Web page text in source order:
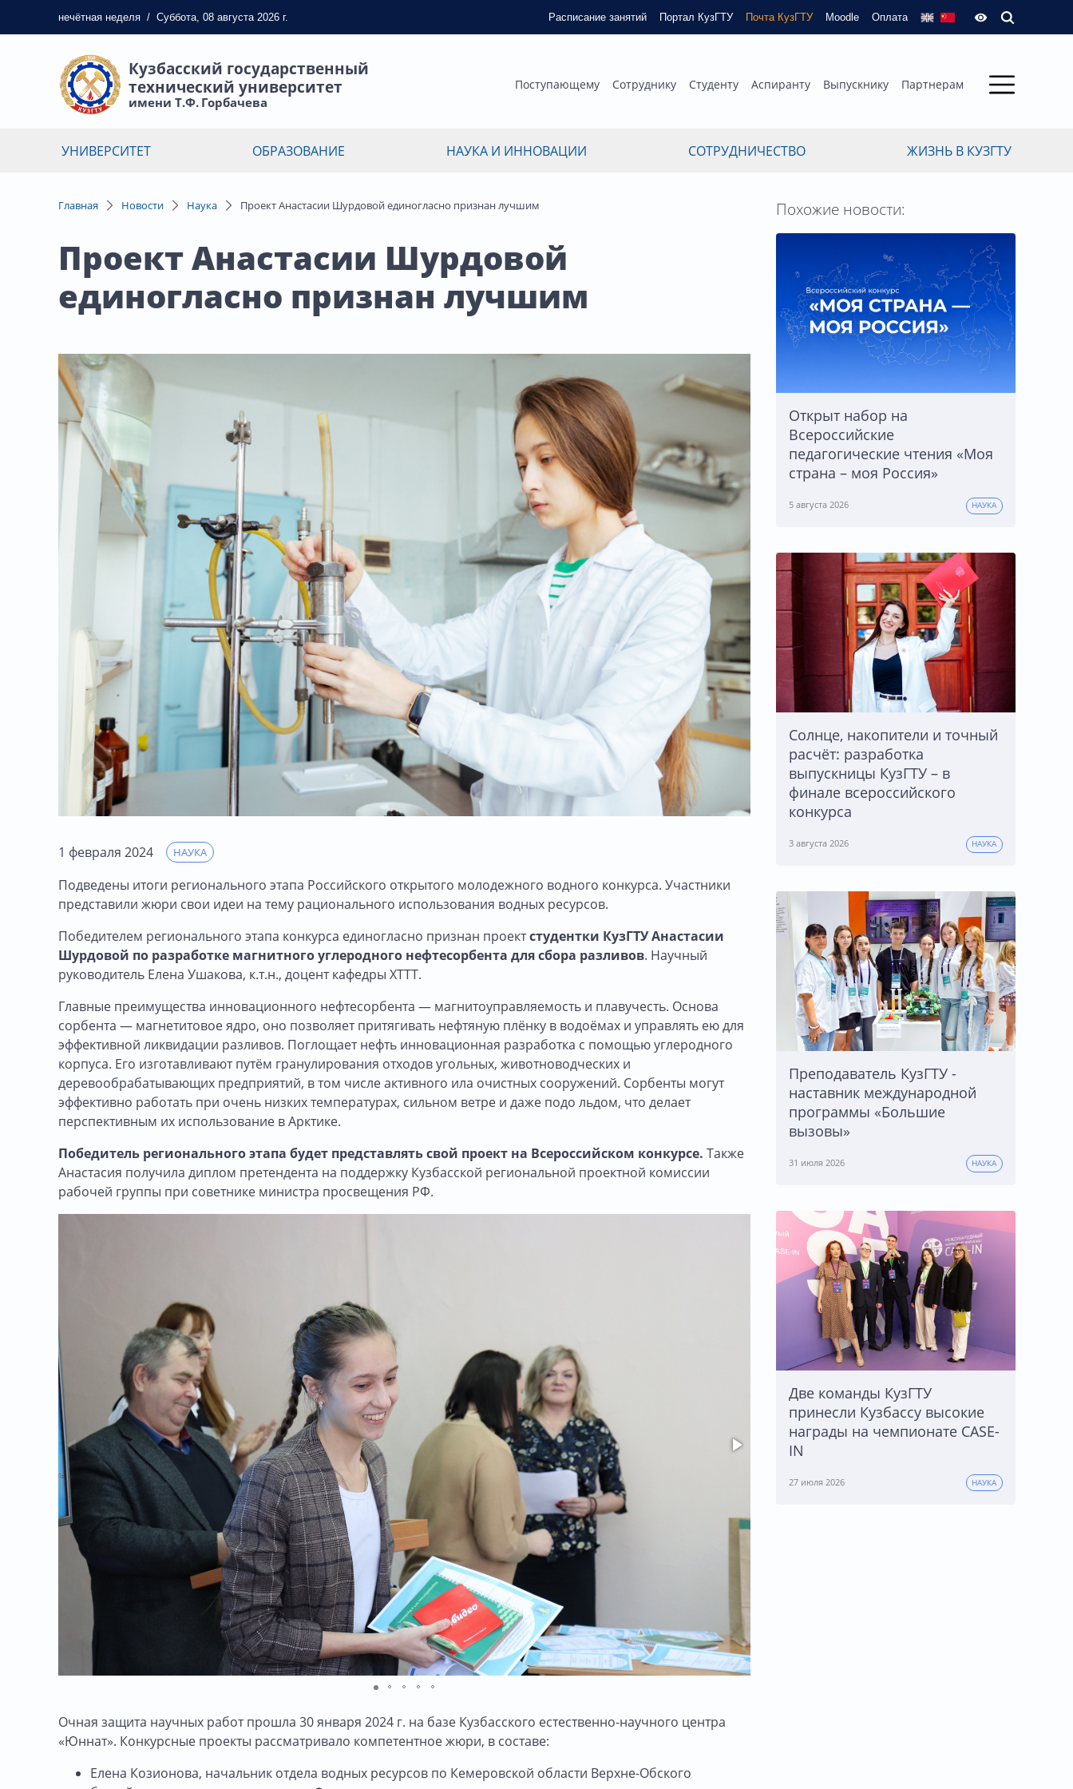
нечётная неделя / Суббота, 08 августа 2026 г. Расписание занятий Портал КузГТУ Почта КузГТУ Moodle Оплата
Кузбасский государственный
технический университет
имени Т.Ф. Горбачева
Поступающему Сотруднику Студенту Аспиранту Выпускнику Партнерам
УНИВЕРСИТЕТ ОБРАЗОВАНИЕ НАУКА И ИННОВАЦИИ СОТРУДНИЧЕСТВО ЖИЗНЬ В КУЗГТУ
Главная Новости Наука Проект Анастасии Шурдовой единогласно признан лучшим
Проект Анастасии Шурдовой
единогласно признан лучшим
1 февраля 2024 НАУКА
Подведены итоги регионального этапа Российского открытого молодежного водного конкурса. Участники
представили жюри свои идеи на тему рационального использования водных ресурсов.
Победителем регионального этапа конкурса единогласно признан проектстудентки КузГТУ Анастасии
Шурдовой по разработке магнитного углеродного нефтесорбента для сбора разливов. Научный
руководитель Елена Ушакова, к.т.н., доцент кафедры ХТТТ.
Главные преимущества инновационного нефтесорбента — магнитоуправляемость и плавучесть. Основа
сорбента — магнетитовое ядро, оно позволяет притягивать нефтяную плёнку в водоёмах и управлять ею для
эффективной ликвидации разливов. Поглощает нефть инновационная разработка с помощью углеродного
корпуса. Его изготавливают путём гранулирования отходов угольных, животноводческих и
деревообрабатывающих предприятий, в том числе активного ила очистных сооружений. Сорбенты могут
эффективно работать при очень низких температурах, сильном ветре и даже подо льдом, что делает
перспективным их использование в Арктике.
Победитель регионального этапа будет представлять свой проект на Всероссийском конкурсе. Также
Анастасия получила диплом претендента на поддержку Кузбасской региональной проектной комиссии
рабочей группы при советнике министра просвещения РФ.
Очная защита научных работ прошла 30 января 2024 г. на базе Кузбасского естественно-научного центра
«Юннат». Конкурсные проекты рассматривало компетентное жюри, в составе:
Елена Козионова, начальник отдела водных ресурсов по Кемеровской области Верхне-Обского
Похожие новости:
Открыт набор на
Всероссийские
педагогические чтения «Моя
страна – моя Россия»
5 августа 2026 НАУКА
Солнце, накопители и точный
расчёт: разработка
выпускницы КузГТУ – в
финале всероссийского
конкурса
3 августа 2026 НАУКА
Преподаватель КузГТУ -
наставник международной
программы «Большие
вызовы»
31 июля 2026 НАУКА
Две команды КузГТУ
принесли Кузбассу высокие
награды на чемпионате CASE-
IN
27 июля 2026 НАУКА